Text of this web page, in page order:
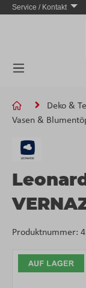
Zum Hauptinhalt
Service / Kontakt
Deko &
Vasen &
Bildergalerie
Produktnummer: